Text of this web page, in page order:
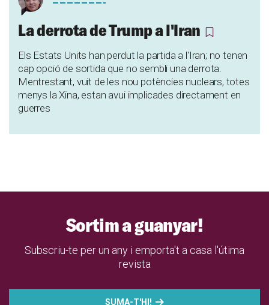
La derrota de Trump a l'Iran
Els Estats Units han perdut la partida a l'Iran; no tenen
cap opció de sortida que no sembli una derrota.
Mentrestant, vuit de les nou potències nuclears, totes
menys la Xina, estan avui implicades directament en
guerres
Sortim a guanyar!
Subscriu-te per un any i emporta't a casa l'útima
revista
SUMA-T'HI!